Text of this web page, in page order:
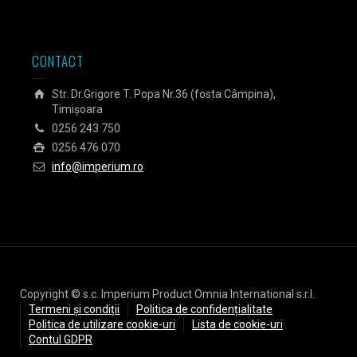
CONTACT
Str. Dr.Grigore T. Popa Nr.36 (fosta Câmpina),
Timișoara
0256 243 750
0256 476 070
info@imperium.ro
Copyright © s.c. Imperium Product Omnia International s.r.l.
Termeni și condiții
Politica de confidențialitate
Politica de utilizare cookie-uri
Lista de cookie-uri
Contul GDPR